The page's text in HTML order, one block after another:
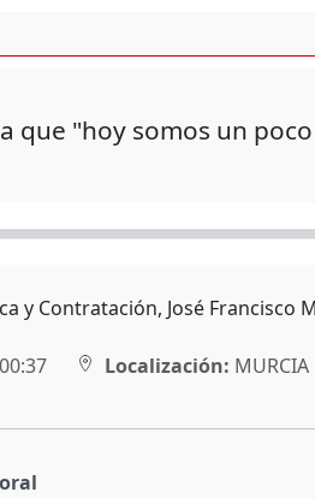
que "hoy somos un
y Contratación, José Francisco
Localización: MURCIA